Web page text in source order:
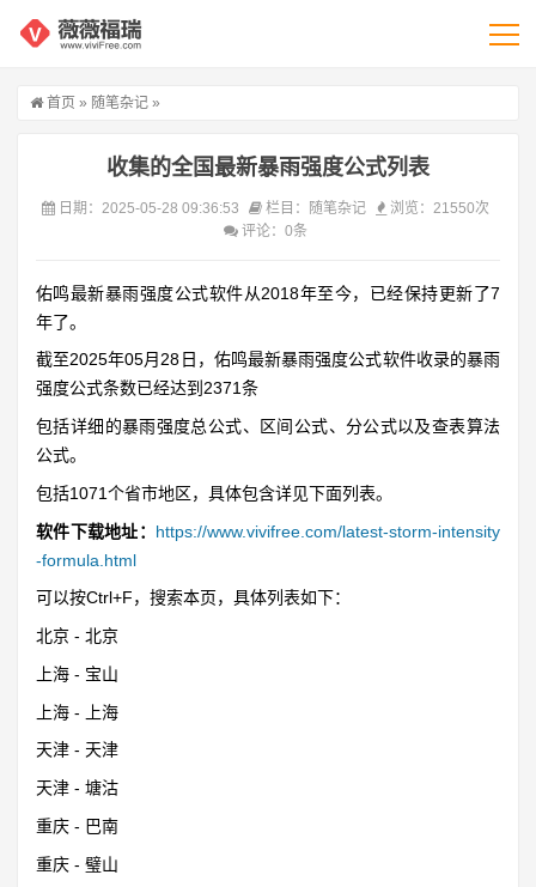
首页 » 随笔杂记 »
收集的全国最新暴雨强度公式列表
日期：2025-05-28 09:36:53 栏目： 随笔杂记
浏览：21550次
评论：0条
佑鸣最新暴雨强度公式软件从2018年至今，已经保持更新了7
年了。
截至2025年05月28日，佑鸣最新暴雨强度公式软件收录的暴雨
强度公式条数已经达到2371条
包括详细的暴雨强度总公式、区间公式、分公式以及查表算法
公式。
包括1071个省市地区，具体包含详见下面列表。
软件下载地址： https://www.vivifree.com/latest-storm-intensity
-formula.html
可以按Ctrl+F，搜索本页，具体列表如下：
北京 - 北京
上海 - 宝山
上海 - 上海
天津 - 天津
天津 - 塘沽
重庆 - 巴南
重庆 - 璧山